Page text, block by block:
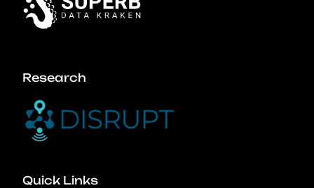
Research
Quick Links